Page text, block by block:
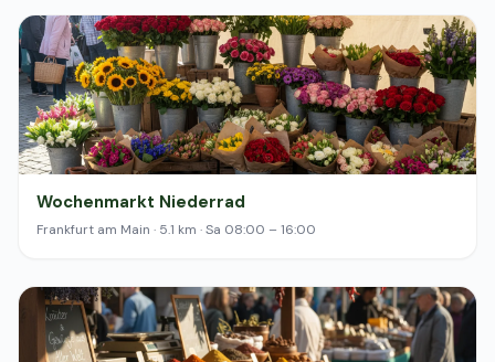
Wochenmarkt Niederrad
Frankfurt am Main · 5.1 km · Sa 08:00 – 16:00